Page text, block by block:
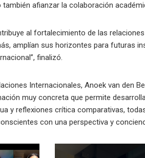
afianzar la colaboración
al fortalecimiento de las
amplían sus horizontes para futuras
finalizó.
Internacionales, Anoek van den
muy concreta que permite
y reflexiones crítica comparativas,
con una perspectiva y